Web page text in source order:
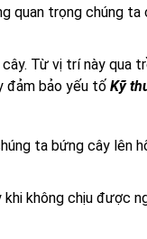
quan trọng chúng
Từ vị trí này qua
đảm bảo yếu tố Kỹ
ta bứng cây lên
không chịu được